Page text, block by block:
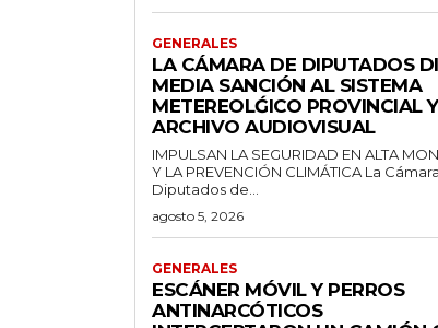
GENERALES
LA CÁMARA DE DIPUTADOS
MEDIA SANCIÓN AL SISTEMA
METEREOLǴICO PROVINCIAL
ARCHIVO AUDIOVISUAL
IMPULSAN LA SEGURIDAD EN ALTA
Y LA PREVENCIÓN CLIMÁTICA La Cámara de
Diputados de...
agosto 5, 2026
GENERALES
ESCÁNER MÓVIL Y PERROS
ANTINARCÓTICOS